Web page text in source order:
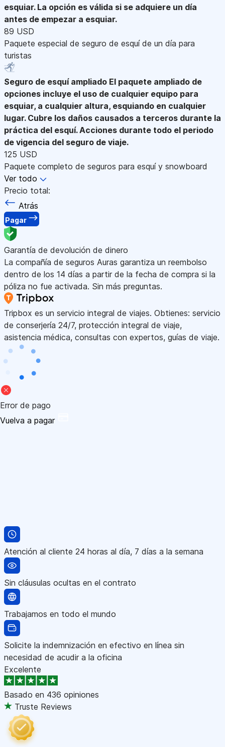
esquiar. La opción es válida si se adquiere un día
antes de empezar a esquiar.
89 USD
Paquete especial de seguro de esquí de un día para
turistas
Seguro de esquí ampliado El paquete ampliado de
opciones incluye el uso de cualquier equipo para
esquiar, a cualquier altura, esquiando en cualquier
lugar. Cubre los daños causados a terceros durante la
práctica del esquí. Acciones durante todo el periodo
de vigencia del seguro de viaje.
125 USD
Paquete completo de seguros para esquí y snowboard
Ver todo
Precio total:
Atrás
Pagar
Garantía de devolución de dinero
La compañía de seguros Auras garantiza un reembolso
dentro de los 14 días a partir de la fecha de compra si la
póliza no fue activada. Sin más preguntas.
Tripbox es un servicio integral de viajes. Obtienes: servicio
de conserjería 24/7, protección integral de viaje,
asistencia médica, consultas con expertos, guías de viaje.
Error de pago
Vuelva a pagar
Atención al cliente 24 horas al día, 7 días a la semana
Sin cláusulas ocultas en el contrato
Trabajamos en todo el mundo
Solicite la indemnización en efectivo en línea sin
necesidad de acudir a la oficina
Excelente
Basado en 436 opiniones
Truste Reviews